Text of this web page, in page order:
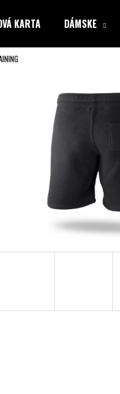
KARTA DÁMSKE
Čo potrebujete nájsť?
Odporúčame